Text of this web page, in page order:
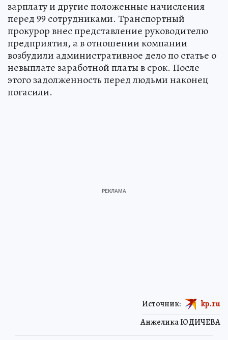
зарплату и другие положенные начисления
перед 99 сотрудниками. Транспортный
прокурор внес представление руководителю
предприятия, а в отношении компании
возбудили административное дело по статье о
невыплате заработной платы в срок. После
этого задолженность перед людьми наконец
погасили.
Анжелика ЮДИЧЕВА
Источник: kp.ru